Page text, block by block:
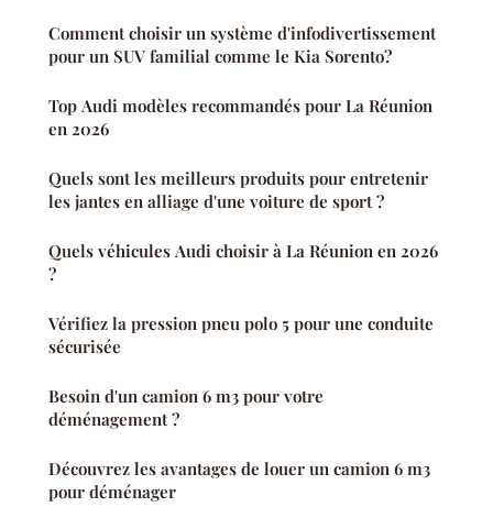
Comment choisir un système d'infodivertissement
pour un SUV familial comme le Kia Sorento?
Top Audi modèles recommandés pour La Réunion
en 2026
Quels sont les meilleurs produits pour entretenir
les jantes en alliage d'une voiture de sport ?
Quels véhicules Audi choisir à La Réunion en 2026
?
Vérifiez la pression pneu polo 5 pour une conduite
sécurisée
Besoin d'un camion 6 m3 pour votre
déménagement ?
Découvrez les avantages de louer un camion 6 m3
pour déménager